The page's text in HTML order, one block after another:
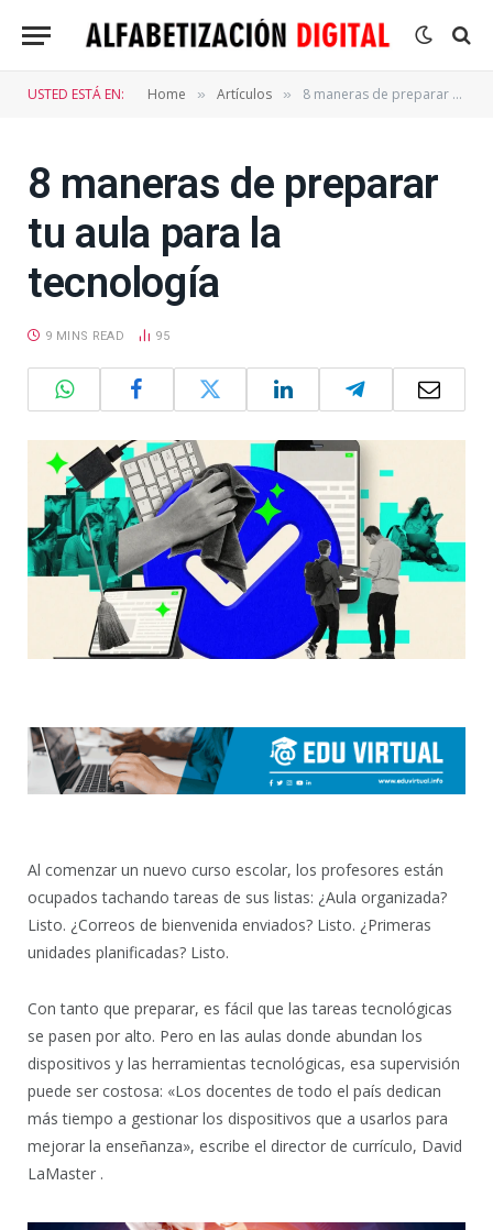
USTED ESTÁ EN: Home » Artículos » 8 maneras de preparar tu aula para la tecnología
8 maneras de preparar
tu aula para la
tecnología
9 MINS READ 95
Al comenzar un nuevo curso escolar, los profesores están
ocupados tachando tareas de sus listas: ¿Aula organizada?
Listo. ¿Correos de bienvenida enviados? Listo. ¿Primeras
unidades planificadas? Listo.
Con tanto que preparar, es fácil que las tareas tecnológicas
se pasen por alto. Pero en las aulas donde abundan los
dispositivos y las herramientas tecnológicas, esa supervisión
puede ser costosa: «Los docentes de todo el país dedican
más tiempo a gestionar los dispositivos que a usarlos para
mejorar la enseñanza», escribe el director de currículo, David
LaMaster .